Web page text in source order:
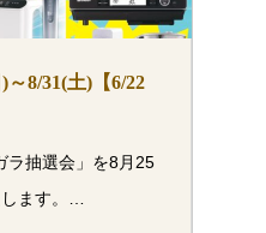
8/31(土)【6/22
ラ抽選会」を8月25
ます。…